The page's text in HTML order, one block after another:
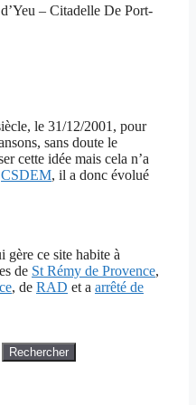
– Citadelle De Port-
le 31/12/2001, pour
sans doute le
cette idée mais cela n’a
CSDEM, il a donc évolué
gère ce site habite à
de St Rémy de Provence,
, de RAD et a arrêté de
Rechercher